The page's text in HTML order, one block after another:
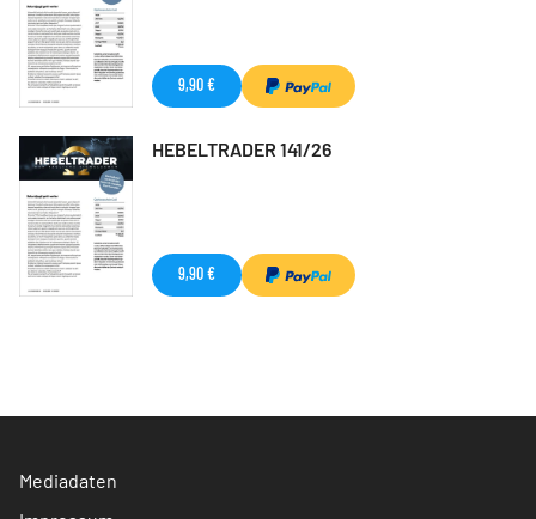
9,90 €
HEBELTRADER 141/26
9,90 €
Mediadaten